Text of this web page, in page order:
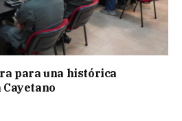
para una histórica